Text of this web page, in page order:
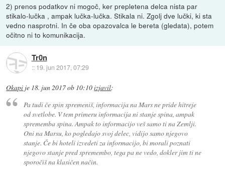
2) prenos podatkov ni mogoč, ker prepletena delca nista par
stikalo-lučka , ampak lučka-lučka. Stikala ni. Zgolj dve lučki, ki sta
vedno nasprotni. In če oba opazovalca le bereta (gledata), potem
očitno ni to komunikacija.
Tr0n
:: 19. jun 2017, 07:29
Okapi je 18. jun 2017 ob 10:10izjavil:
Pa tudi če spin spremeniš, informacija na Mars ne pride hitreje
od svetlobe. V tem primeru informacija ni stanje spina, ampak
sprememba spina. Ampak to informacijo veš samo ti na Zemlji.
Oni na Marsu, ko pogledajo svoj delec, vidijo samo njegovo
stanje. Če bi hoteli izvedeti za informacijo, bi morali poznati
njegovo stanje pred spremembo, tega pa ne vedo, dokler jim ti ne
sporočiš na klasičen način.